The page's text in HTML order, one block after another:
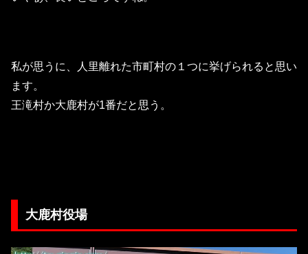
私が思うに、人里離れた市町村の１つに挙げられると思い
ます。
王滝村か大鹿村が1番だと思う。
大鹿村役場